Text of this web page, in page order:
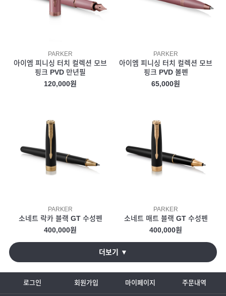
PARKER
아이엠 피니싱 터치 컬렉션 모브
핑크 PVD 만년필
120,000원
PARKER
아이엠 피니싱 터치 컬렉션 모브
핑크 PVD 볼펜
65,000원
PARKER
소네트 락카 블랙 GT 수성펜
400,000원
PARKER
소네트 매트 블랙 GT 수성펜
400,000원
더보기 ▼
로그인 회원가입 마이페이지 주문내역